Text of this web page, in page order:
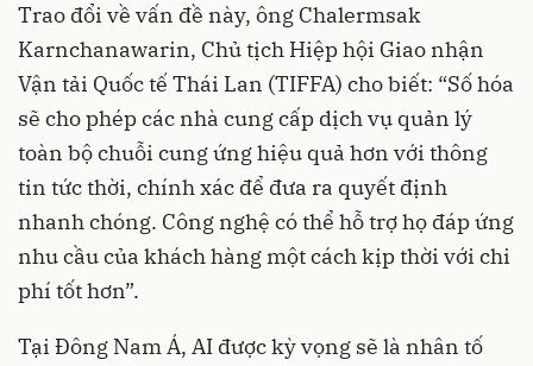
Trao đổi về vấn đề này, ông Chalermsak
Karnchanawarin, Chủ tịch Hiệp hội Giao nhận
Vận tải Quốc tế Thái Lan (TIFFA) cho biết: “Số hóa
sẽ cho phép các nhà cung cấp dịch vụ quản lý
toàn bộ chuỗi cung ứng hiệu quả hơn với thông
tin tức thời, chính xác để đưa ra quyết định
nhanh chóng. Công nghệ có thể hỗ trợ họ đáp ứng
nhu cầu của khách hàng một cách kịp thời với chi
phí tốt hơn”.
Tại Đông Nam Á, AI được kỳ vọng sẽ là nhân tố